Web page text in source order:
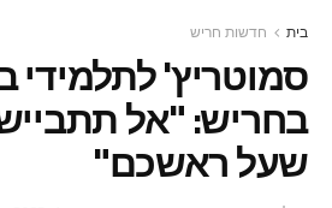
בית חדשות חריש
סמוטריץ' לתלמידי
בחריש: "אל
שעל ראשכם"